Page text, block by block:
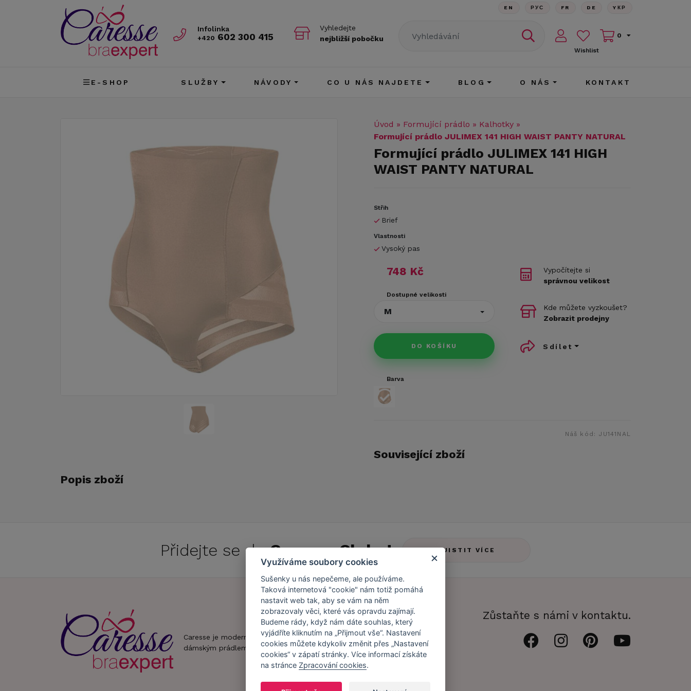
Infolinka
+420 602 300 415
Vyhledejte
nejbližší pobočku
EN РУС FR DE YКР
Wishlist
0
E-SHOP SLUŽBY NÁVODY CO U NÁS NAJDETE BLOG O NÁS KONTAKT
Popis zboží
Úvod » Formující prádlo » Kalhotky »
Formující prádlo JULIMEX 141 HIGH WAIST PANTY NATURAL
Formující prádlo JULIMEX 141 HIGH
WAIST PANTY NATURAL
Střih
Brief
Vlastnosti
Vysoký pas
748 Kč
Dostupné velikosti
M
DO KOŠÍKU
Vypočítejte si
správnou velikost
Kde můžete vyzkoušet?
Zobrazit prodejny
Sdílet
Barva
Náš kód: JU141NAL
Související zboží
Přidejte se doCaresse Clubu! ZJISTIT VÍCE
Caresse je moderní obchod s
dámským prádlem.
Náš příběh
Náš tým
Caresse v
médiích
Naši partneři a
Zákaznický účet
Registrace
zákazníka
Zůstaňte s námi v kontaktu.
Využíváme soubory cookies
Sušenky u nás nepečeme, ale používáme.
Taková internetová "cookie" nám totiž pomáhá
nastavit web tak, aby se vám na něm
zobrazovaly věci, které vás opravdu zajímají.
Budeme rády, když nám dáte souhlas, který
vyjádříte kliknutím na „Přijmout vše“. Nastavení
cookies můžete kdykoliv změnit přes „Nastavení
cookies“ v zápatí stránky. Více informací získáte
na stránce Zpracování cookies.